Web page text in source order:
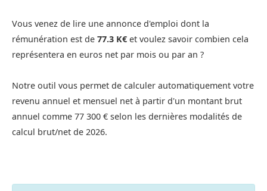
Vous venez de lire une annonce d'emploi dont la
rémunération est de 77.3 K€ et voulez savoir combien cela
représentera en euros net par mois ou par an ?
Notre outil vous permet de calculer automatiquement votre
revenu annuel et mensuel net à partir d'un montant brut
annuel comme 77 300 € selon les dernières modalités de
calcul brut/net de 2026.